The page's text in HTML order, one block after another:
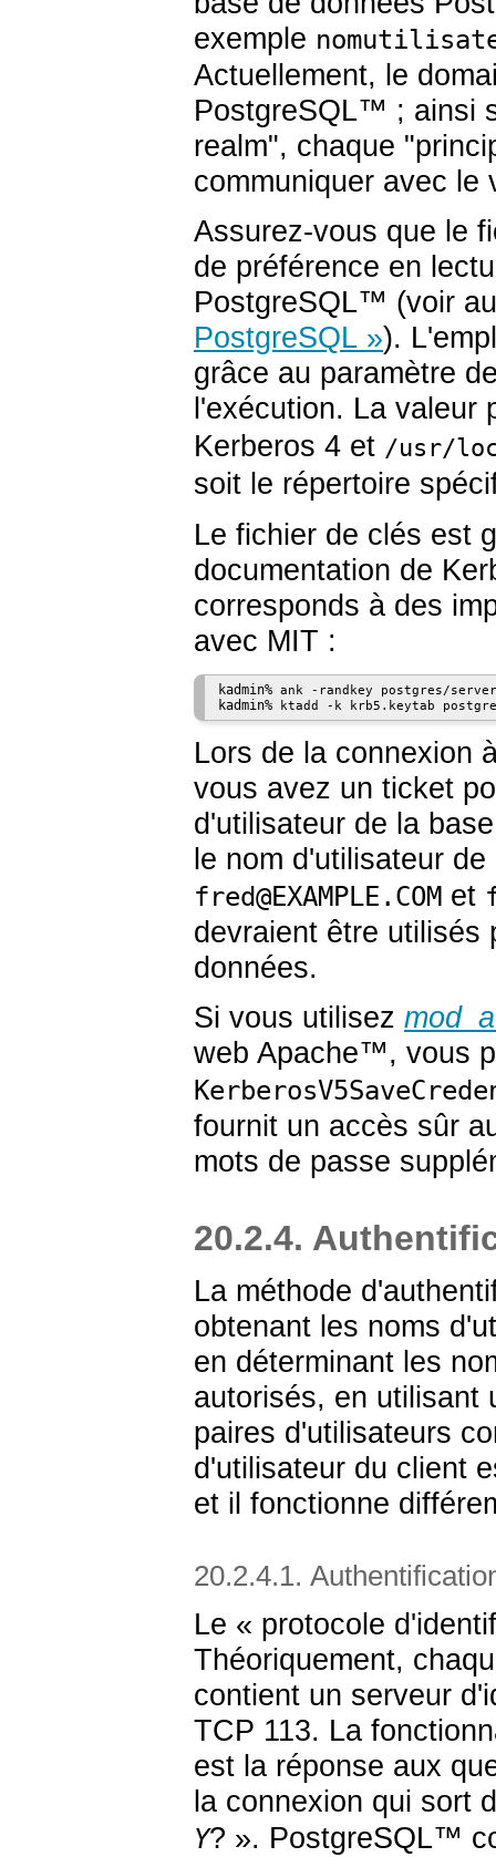
exemple
Actuellement, le
PostgreSQL™ ; ainsi
realm", chaque
communiquer avec le
Assurez-vous que le
de préférence en
PostgreSQL™ (voir
PostgreSQL »).
grâce au paramètre
l'exécution. La
Kerberos 4 et /usr/
soit le répertoire
Le fichier de clés est
documentation de
corresponds à des
avec MIT :
kadmin% ank -randkey postgres/
kadmin% ktadd -k krb5.keytab
Lors de la connexion
vous avez un ticket
d'utilisateur de la
le nom d'utilisateur
fred@EXAMPLE.COM et
devraient être utilisés
données.
Si vous utilisez
web Apache™, vous
fournit un accès sûr
mots de passe
20.2.4.
La méthode
obtenant les noms
en déterminant les
autorisés, en utilisant
paires d'utilisateurs
d'utilisateur du client
et il fonctionne
20.2.4.1.
Le « protocole
Théoriquement,
contient un serveur
TCP 113. La
est la réponse aux
la connexion qui sort
Y? ». PostgreSQL™